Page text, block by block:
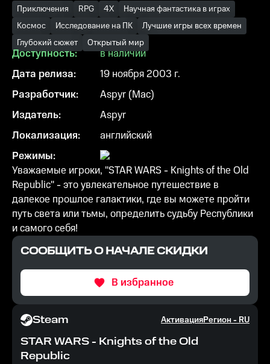
Приключения RPG 4X
Научная фантастика в играх
Космос
Исследование на ПК
Лучшие игры всех времен
Глубокий сюжет
Открытый мир
Доступность:
в наличии
Дата релиза:
19 ноября 2003 г.
Разработчик:
Aspyr (Mac)
Издатель:
Aspyr
Локализация:
английский
Режимы:
Уважаемые игроки, "STAR WARS - Knights of the Old
Republic" - это увлекательное путешествие в
далекое прошлое галактики, где вы можете пройти
путь света или тьмы, определить судьбу Республики
и самого себя!
СООБЩИТЬ О НАЧАЛЕ СКИДКИ
В избранное
Steam АктивацияРегион -RU
STAR WARS - Knights of the Old
Republic